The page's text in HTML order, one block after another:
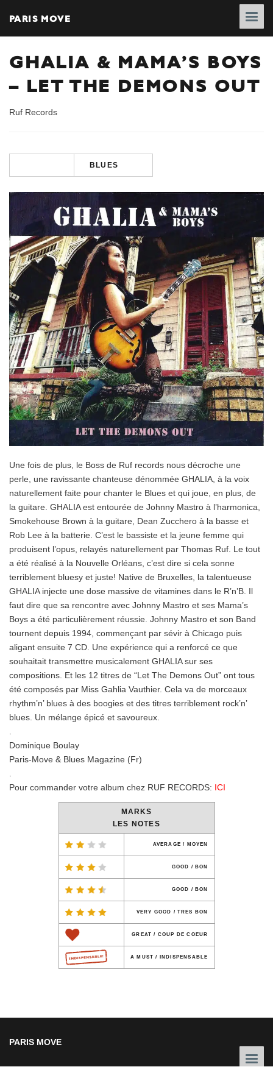
PARIS MOVE
GHALIA & MAMA’S BOYS
– LET THE DEMONS OUT
Ruf Records
BLUES
Une fois de plus, le Boss de Ruf records nous décroche une
perle, une ravissante chanteuse dénommée GHALIA, à la voix
naturellement faite pour chanter le Blues et qui joue, en plus, de
la guitare. GHALIA est entourée de Johnny Mastro à l’harmonica,
Smokehouse Brown à la guitare, Dean Zucchero à la basse et
Rob Lee à la batterie. C’est le bassiste et la jeune femme qui
produisent l’opus, relayés naturellement par Thomas Ruf. Le tout
a été réalisé à la Nouvelle Orléans, c’est dire si cela sonne
terriblement bluesy et juste! Native de Bruxelles, la talentueuse
GHALIA injecte une dose massive de vitamines dans le R’n’B. Il
faut dire que sa rencontre avec Johnny Mastro et ses Mama’s
Boys a été particulièrement réussie. Johnny Mastro et son Band
tournent depuis 1994, commençant par sévir à Chicago puis
aligant ensuite 7 CD. Une expérience qui a renforcé ce que
souhaitait transmettre musicalement GHALIA sur ses
compositions. Et les 12 titres de “Let The Demons Out” ont tous
été composés par Miss Gahlia Vauthier. Cela va de morceaux
rhythm’n’ blues à des boogies et des titres terriblement rock’n’
blues. Un mélange épicé et savoureux.
Dominique Boulay
Paris-Move & Blues Magazine (Fr)
Pour commander votre album chez RUF RECORDS: ICI
MARKS
LES NOTES
AVERAGE / MOYEN
GOOD / BON
GOOD / BON
VERY GOOD / TRES BON
GREAT / COUP DE COEUR
A MUST / INDISPENSABLE
PARIS MOVE